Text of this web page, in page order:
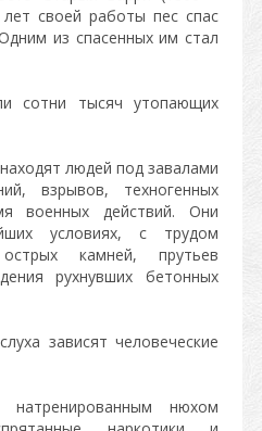
лет своей работы пес спас
из спасенных им стал
сотни тысяч утопающих
людей под завалами
взрывов, техногенных
военных действий. Они
условиях, с трудом
камней, прутьев
рухнувших бетонных
зависят человеческие
нюхом